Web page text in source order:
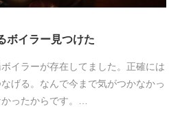
ボイラー見つけた
イラーが存在してました。正確には
げる。なんで今まで気がつかなかっ
ったからです。…